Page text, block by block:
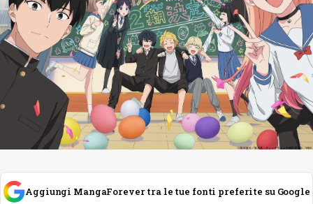
Aggiungi MangaForever tra le tue fonti preferite su Google